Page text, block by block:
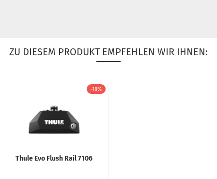
ZU DIESEM PRODUKT EMPFEHLEN WIR IHNEN:
-18%
Thule Evo Flush Rail 7106